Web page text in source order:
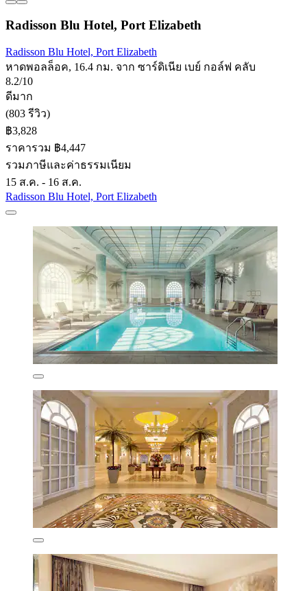
Radisson Blu Hotel, Port Elizabeth
Radisson Blu Hotel, Port Elizabeth
หาดพอลล็อค, 16.4 กม. จาก ซาร์ดิเนีย เบย์ กอล์ฟ คลับ
8.2/10
ดีมาก
(803 รีวิว)
฿3,828
ราคารวม ฿4,447
รวมภาษีและค่าธรรมเนียม
15 ส.ค. - 16 ส.ค.
Radisson Blu Hotel, Port Elizabeth